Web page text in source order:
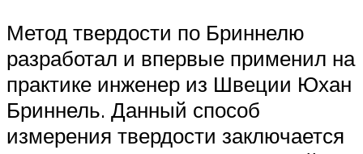
Метод твердости по Бриннелю
разработал и впервые применил на
практике инженер из Швеции Юхан
Бриннель. Данный способ
измерения твердости заключается